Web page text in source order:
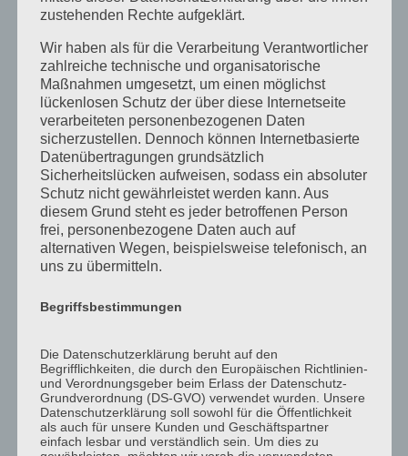
vonsr-kosmetik|Dez. 3, 2017
Winter? Auf einmal schuppig,sie spannt, fleckig oder
unrein… Lust 60 – 90 Minuten völlig abzuschalten?
Gemütliches Ambiente, entspannte Musik,
aromatische Düfte die Sie völlig entspannen und
abtauchen lassen....
zustehenden Rechte aufgeklärt.
Wir haben als für die Verarbeitung Verantwortlicher
zahlreiche technische und organisatorische
Maßnahmen umgesetzt, um einen möglichst
lückenlosen Schutz der über diese Internetseite
verarbeiteten personenbezogenen Daten
sicherzustellen. Dennoch können Internetbasierte
Datenübertragungen grundsätzlich
Sicherheitslücken aufweisen, sodass ein absoluter
Schutz nicht gewährleistet werden kann. Aus
diesem Grund steht es jeder betroffenen Person
frei, personenbezogene Daten auch auf
alternativen Wegen, beispielsweise telefonisch, an
uns zu übermitteln.
Begriffsbestimmungen
Die Datenschutzerklärung beruht auf den
Begrifflichkeiten, die durch den Europäischen Richtlinien-
und Verordnungsgeber beim Erlass der Datenschutz-
Grundverordnung (DS-GVO) verwendet wurden. Unsere
Datenschutzerklärung soll sowohl für die Öffentlichkeit
als auch für unsere Kunden und Geschäftspartner
einfach lesbar und verständlich sein. Um dies zu